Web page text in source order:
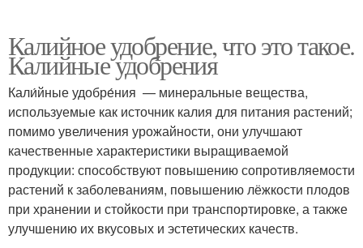
Калийное удобрение, что это такое.
Калийные удобрения
Кали́йные удобре́ния — минеральные вещества,
используемые как источник калия для питания растений;
помимо увеличения урожайности, они улучшают
качественные характеристики выращиваемой
продукции: способствуют повышению сопротивляемости
растений к заболеваниям, повышению лёжкости плодов
при хранении и стойкости при транспортировке, а также
улучшению их вкусовых и эстетических качеств.